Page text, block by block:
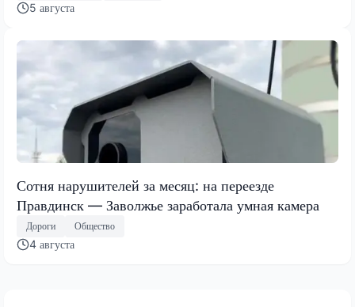
5 августа
Сотня нарушителей за месяц: на переезде
Правдинск — Заволжье заработала умная камера
Дороги Общество
4 августа